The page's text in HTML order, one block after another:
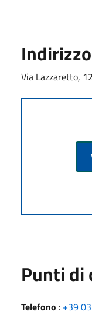
Indirizzo
Via Lazzaretto,
Punti di
Telefono : +39